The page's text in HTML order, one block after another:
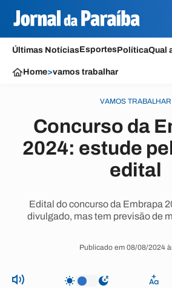
Últimas NotíciasEsportesPolíticaQual
Home>vamos trabalhar
VAMOS TRABALHAR
Concurso da
2024: estude
edital
Edital do concurso da Embrapa
divulgado, mas tem previsão de
Publicado em 08/08/2024